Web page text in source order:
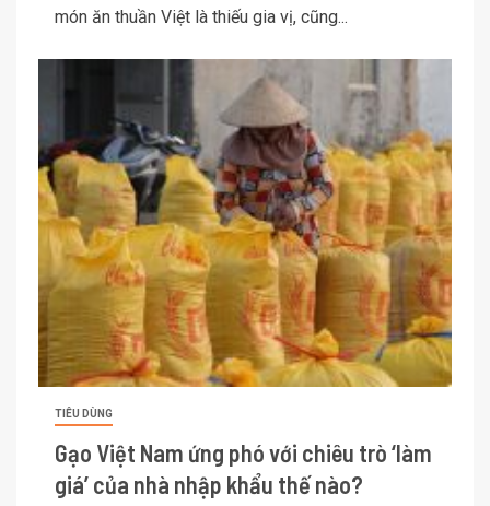
món ăn thuần Việt là thiếu gia vị, cũng...
TIÊU DÙNG
Gạo Việt Nam ứng phó với chiêu trò ‘làm
giá’ của nhà nhập khẩu thế nào?